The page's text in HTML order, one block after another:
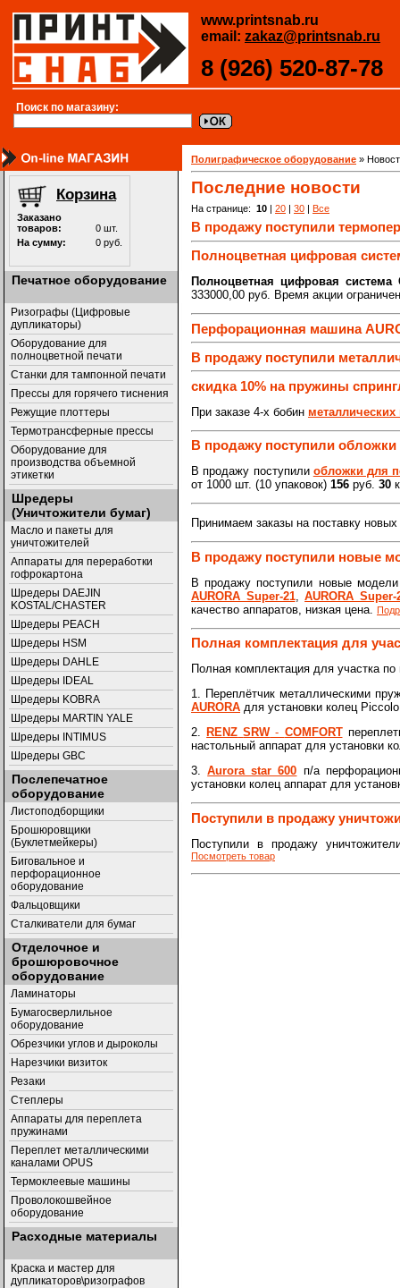
www.printsnab.ru
email: zakaz@printsnab.ru
8 (926) 520-87-78
Поиск по магазину:
Печатное оборудование
Ризографы (Цифровые
дупликаторы)
Оборудование для
полноцветной печати
Станки для тампонной печати
Прессы для горячего тиснения
Режущие плоттеры
Термотрансферные прессы
Оборудование для
производства объемной
этикетки
Шредеры
(Уничтожители бумаг)
Масло и пакеты для
уничтожителей
Аппараты для переработки
гофрокартона
Шредеры DAEJIN
KOSTAL/CHASTER
Шредеры PEACH
Шредеры HSM
Шредеры DAHLE
Шредеры IDEAL
Шредеры KOBRA
Шредеры MARTIN YALE
Шредеры INTIMUS
Шредеры GBC
Послепечатное
оборудование
Листоподборщики
Брошюровщики
(Буклетмейкеры)
Биговальное и
перфорационное
оборудование
Фальцовщики
Сталкиватели для бумаг
Отделочное и
брошюровочное
оборудование
Ламинаторы
Бумагосверлильное
оборудование
Обрезчики углов и дыроколы
Нарезчики визиток
Резаки
Степлеры
Аппараты для переплета
пружинами
Переплет металлическими
каналами OPUS
Термоклеевые машины
Проволокошвейное
оборудование
Расходные материалы
Краска и мастер для
дупликаторов\ризографов
Полиграфическое оборудование »
Последние новости
На странице: 10 | 20 | 30 | Все
В продажу поступили
Полноцветная цифровая
Полноцветная цифровая система
333000,00 руб. Время акции
Перфорационная машина
В продажу поступили
скидка 10% на пружины
При заказе 4-х бобин
В продажу поступили
В продажу поступили обложки для
от 1000 шт. (10 упаковок) 156 руб. 30
Принимаем заказы на поставку
В продажу поступили новые
В продажу поступили новые
AURORA Super-21,AURORA Super-
качество аппаратов, низкая цена.
Полная комплектация для
Полная комплектация для участка
1. Переплётчик металлическими
AURORA для установки колец
2. RENZ SRW- COMFORT
настольный аппарат для установки
3.Aurora star 600 п/а
установки колец аппарат для
Поступили в продажу
Поступили в продажу
Посмотреть товар